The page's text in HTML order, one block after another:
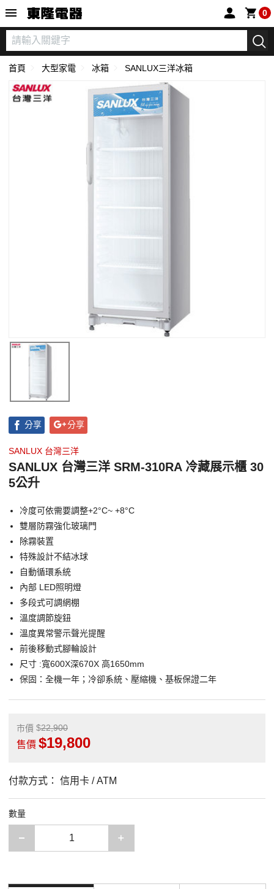
0
首頁 大型家電 冰箱 SANLUX三洋冰箱
分享 分享
SANLUX 台灣三洋
SANLUX 台灣三洋 SRM-310RA 冷藏展示櫃 30
5公升
冷度可依需要調整+2°C~ +8°C
雙層防霧強化玻璃門
除霧裝置
特殊設計不結冰球
自動循環系統
內部 LED照明燈
多段式可調網棚
溫度調節旋鈕
溫度異常警示聲光提醒
前後移動式腳輪設計
尺寸 :寬600X深670X 高1650mm
保固：全機一年；冷卻系統、壓縮機、基板保證二年
市價 22,900
售價 19,800
付款方式： 信用卡 / ATM
數量
減少一項